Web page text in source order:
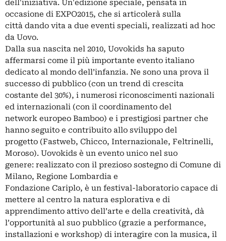
dell'iniziativa. Un'edizione speciale, pensata in
occasione di EXPO2015, che si articolerà sulla
città dando vita a due eventi speciali, realizzati ad hoc
da Uovo.
Dalla sua nascita nel 2010, Uovokids ha saputo
affermarsi come il più importante evento italiano
dedicato al mondo dell’infanzia. Ne sono una prova il
successo di pubblico (con un trend di crescita
costante del 30%), i numerosi riconoscimenti nazionali
ed internazionali (con il coordinamento del
network europeo Bamboo) e i prestigiosi partner che
hanno seguito e contribuito allo sviluppo del
progetto (Fastweb, Chicco, Internazionale, Feltrinelli,
Moroso). Uovokids è un evento unico nel suo
genere: realizzato con il prezioso sostegno di Comune di
Milano, Regione Lombardia e
Fondazione Cariplo, è un festival-laboratorio capace di
mettere al centro la natura esplorativa e di
apprendimento attivo dell’arte e della creatività, dà
l’opportunità al suo pubblico (grazie a performance,
installazioni e workshop) di interagire con la musica, il